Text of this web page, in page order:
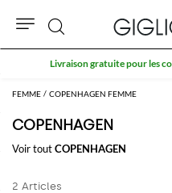
FEMME COPENHAGEN FEMME
COPENHAGEN
Voir toutCOPENHAGEN
2 Articles
Rechercher
Livraison gratuite pour les